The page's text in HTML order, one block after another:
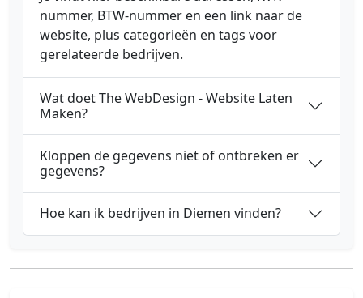
nummer, BTW-nummer en een link naar de
website, plus categorieën en tags voor
gerelateerde bedrijven.
Wat doet The WebDesign - Website Laten
Maken?
Kloppen de gegevens niet of ontbreken er
gegevens?
Hoe kan ik bedrijven in Diemen vinden?